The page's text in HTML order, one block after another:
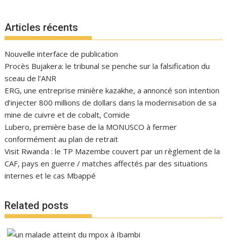
Articles récents
Nouvelle interface de publication
Procès Bujakera: le tribunal se penche sur la falsification du
sceau de l’ANR
ERG, une entreprise minière kazakhe, a annoncé son intention
d’injecter 800 millions de dollars dans la modernisation de sa
mine de cuivre et de cobalt, Comide
Lubero, première base de la MONUSCO à fermer
conformément au plan de retrait
Visit Rwanda : le TP Mazembe couvert par un règlement de la
CAF, pays en guerre / matches affectés par des situations
internes et le cas Mbappé
Related posts